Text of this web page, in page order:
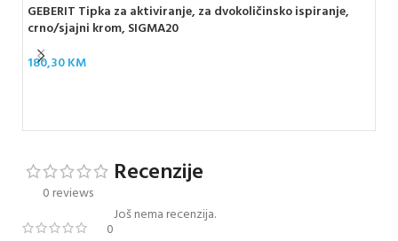
GEBERIT Tipka za aktiviranje, za dvokoličinsko ispiranje,
crno/sjajni krom, SIGMA20
180,30KM
0 reviews
0
Recenzije
Još nema recenzija.